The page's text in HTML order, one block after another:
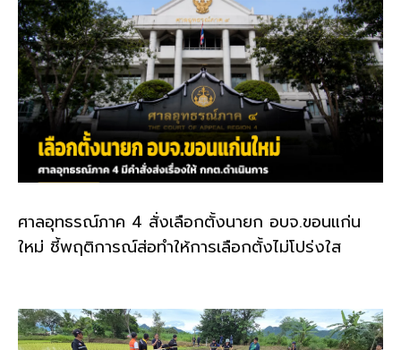
ศาลอุทธรณ์ภาค 4 สั่งเลือกตั้งนายก อบจ.ขอนแก่น
ใหม่ ชี้พฤติการณ์ส่อทำให้การเลือกตั้งไม่โปร่งใส